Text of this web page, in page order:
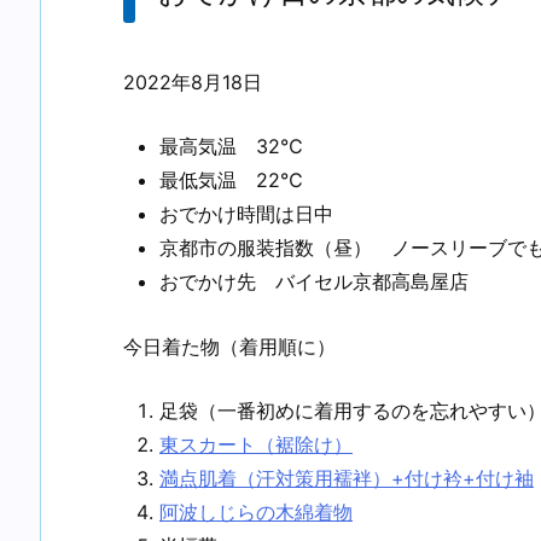
2022年8月18日
最高気温 32℃
最低気温 22℃
おでかけ時間は日中
京都市の服装指数（昼） ノースリーブで
おでかけ先 バイセル京都高島屋店
今日着た物（着用順に）
足袋（一番初めに着用するのを忘れやすい）
東スカート（裾除け）
満点肌着（汗対策用襦袢）+付け衿+付け袖
阿波しじらの木綿着物